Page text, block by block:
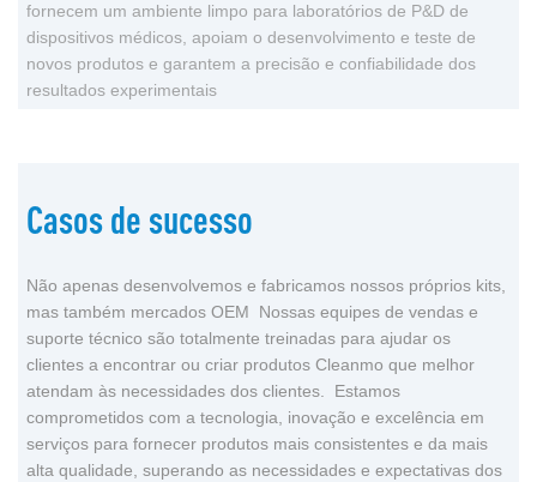
fornecem um ambiente limpo para laboratórios de P&D de
dispositivos médicos, apoiam o desenvolvimento e teste de
novos produtos e garantem a precisão e confiabilidade dos
resultados experimentais
Casos de sucesso
Não apenas desenvolvemos e fabricamos nossos próprios kits,
mas também mercados OEM Nossas equipes de vendas e
suporte técnico são totalmente treinadas para ajudar os
clientes a encontrar ou criar produtos Cleanmo que melhor
atendam às necessidades dos clientes. Estamos
comprometidos com a tecnologia, inovação e excelência em
serviços para fornecer produtos mais consistentes e da mais
alta qualidade, superando as necessidades e expectativas dos